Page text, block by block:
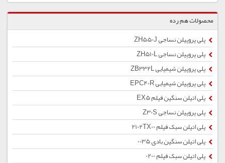
محصولات هم رده
پلی پروپیلن نساجی ZH550J
پلی پروپیلن نساجی ZH510L
پلی پروپیلن شیمیایی ZB332L
پلی پروپیلن شیمیایی EPC40R
پلی اتیلن سنگین فیلم EX5
پلی پروپیلن نساجی Z30S
پلی اتیلن سبک فیلم 2102TX00
پلی اتیلن سنگین بادی 0035
پلی اتیلن سبک فیلم 0200